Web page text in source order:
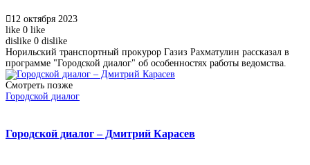
12 октября 2023
like 0 like
dislike 0 dislike
Норильский транспортный прокурор Газиз Рахматулин рассказал в
программе "Городской диалог" об особенностях работы ведомства.
Смотреть позже
Городской диалог
Городской диалог – Дмитрий Карасев